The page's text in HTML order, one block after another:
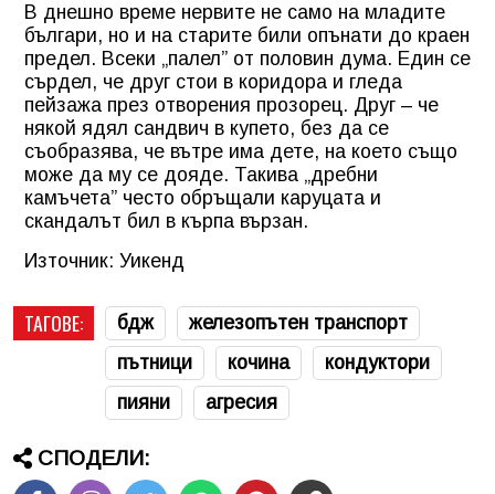
В днешно време нервите не само на младите
българи, но и на старите били опънати до краен
предел. Всеки „палел” от половин дума. Един се
сърдел, че друг стои в коридора и гледа
пейзажа през отворения прозорец. Друг – че
някой ядял сандвич в купето, без да се
съобразява, че вътре има дете, на което също
може да му се дояде. Такива „дребни
камъчета” често обръщали каруцата и
скандалът бил в кърпа вързан.
Източник: Уикенд
ТАГОВЕ: бдж
железопътен транспорт
пътници
кочина
кондуктори
пияни
агресия
СПОДЕЛИ: